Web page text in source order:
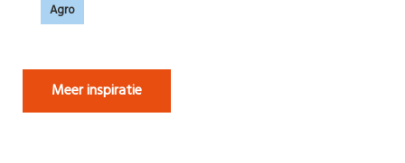
Agro
Meer inspiratie